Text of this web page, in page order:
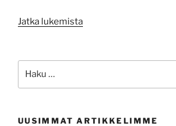
Jatka lukemista”Inhimillisen
UUSIMMAT ARTIKKELIMME